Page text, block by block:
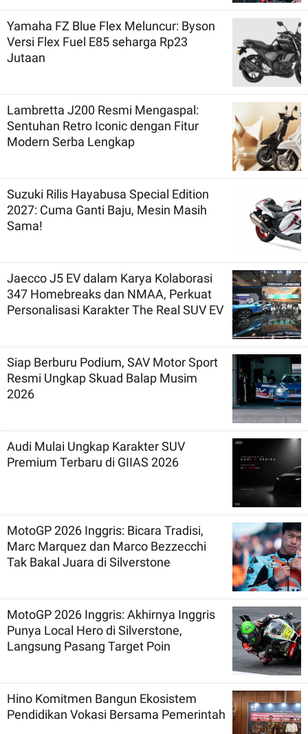
Yamaha FZ Blue Flex Meluncur: Byson
Versi Flex Fuel E85 seharga Rp23
Jutaan
Lambretta J200 Resmi Mengaspal:
Sentuhan Retro Iconic dengan Fitur
Modern Serba Lengkap
Suzuki Rilis Hayabusa Special Edition
2027: Cuma Ganti Baju, Mesin Masih
Sama!
Jaecco J5 EV dalam Karya Kolaborasi
347 Homebreaks dan NMAA, Perkuat
Personalisasi Karakter The Real SUV EV
Siap Berburu Podium, SAV Motor Sport
Resmi Ungkap Skuad Balap Musim
2026
Audi Mulai Ungkap Karakter SUV
Premium Terbaru di GIIAS 2026
MotoGP 2026 Inggris: Bicara Tradisi,
Marc Marquez dan Marco Bezzecchi
Tak Bakal Juara di Silverstone
MotoGP 2026 Inggris: Akhirnya Inggris
Punya Local Hero di Silverstone,
Langsung Pasang Target Poin
Hino Komitmen Bangun Ekosistem
Pendidikan Vokasi Bersama Pemerintah